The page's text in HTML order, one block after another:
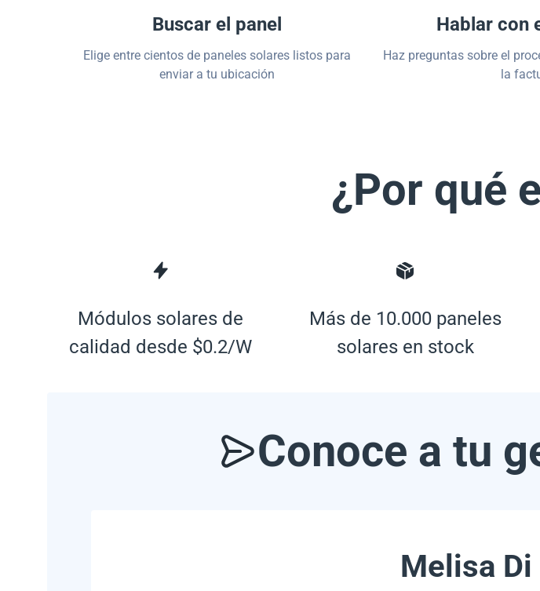
Buscar el panel
Elige entre cientos de paneles solares listos para
enviar a tu ubicación
Hablar con
Haz preguntas sobre el
la
¿Por qué
Módulos solares de
calidad desde $0.2/W
Más de 10.000 paneles
solares en stock
Conoce a tu
Melisa